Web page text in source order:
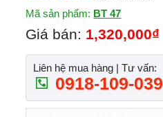
Mã sản phẩm: BT 47
Giá bán: 1,320,000₫
Liên hệ mua hàng | Tư vấn:
0918-109-039